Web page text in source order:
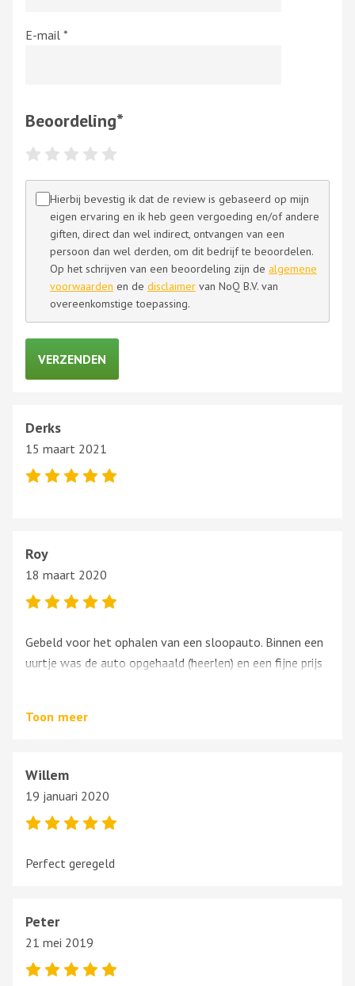
E-mail *
Beoordeling*
Hierbij bevestig ik dat de review is gebaseerd op mijn
eigen ervaring en ik heb geen vergoeding en/of andere
giften, direct dan wel indirect, ontvangen van een
persoon dan wel derden, om dit bedrijf te beoordelen.
Op het schrijven van een beoordeling zijn de algemene
voorwaarden en de disclaimer van NoQ B.V. van
overeenkomstige toepassing.
Derks
15 maart 2021
Roy
18 maart 2020
Gebeld voor het ophalen van een sloopauto. Binnen een
uurtje was de auto opgehaald (heerlen) en een fijne prijs
Toon meer
Willem
19 januari 2020
Perfect geregeld
Peter
21 mei 2019